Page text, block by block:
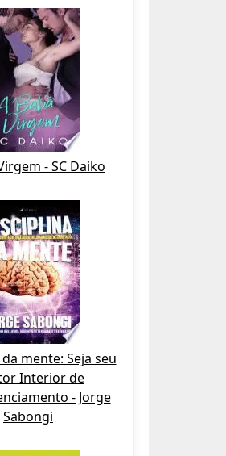
- SC Daiko
mente: Seja seu
Interior de
- Jorge
Sabongi